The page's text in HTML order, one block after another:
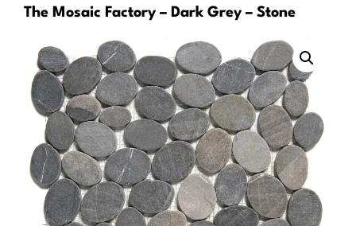
The Mosaic Factory – Dark Grey – Stone